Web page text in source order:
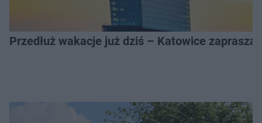
Przedłuż wakacje już dziś – Katowice